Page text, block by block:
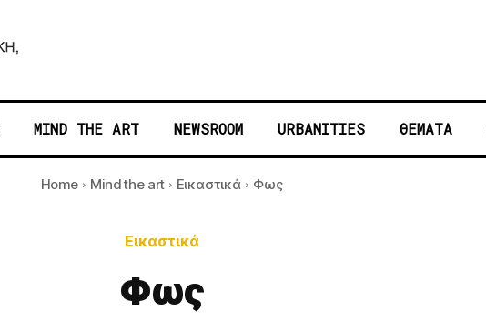
MIND THE ART NEWSROOM URBANITIES ΘΕΜΑΤΑ
Home Mind the art Εικαστικά Φως
Εικαστικά
Φως